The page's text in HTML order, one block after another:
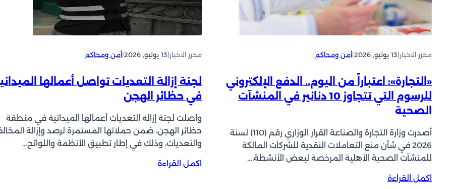
ل
خ
ط
ة
ش
ي
و
ت
م
د
د
ت
س
ل
ح
ت
2
ا
ل
ج
ا
ك
ل
س
ع
و
د
ة
ل
ة
ت
ن
ت
و
ط
ف
ا
م
ن
ي
س
ن
ت
د
محرر الاخبار|13 يوليو, 2026 |أمن ومحاكم
«التجارة»: اعتباراً من اليوم.. الدفع الإلكتروني
للرسوم التي تتجاوز 10 دنانير في المنشآت
الصحية
أصدرت وزارة التجارة والصناعة القرار الوزاري رقم (110) لسنة
2026 في شأن منع التعاملات النقدية للشركات المالكة
للمنشآت الصحية الأهلية المرخصة لبعض الأنشطة،…
اكمل القراءة
:
محرر الاخبار|13 يوليو, 2026 |أمن ومحاكم
لجنة إزالة التعديات تواصل أعمالها
في حظائر الهجن
واصلت لجنة إزالة التعديات أعمالها الميدانية في منطقة
حظائر الهجن، ضمن حملاتها المستمرة لرصد وإزالة
والتعديات، وذلك في إطار تطبيق الأنظمة واللوائح…
اكمل القراءة
: